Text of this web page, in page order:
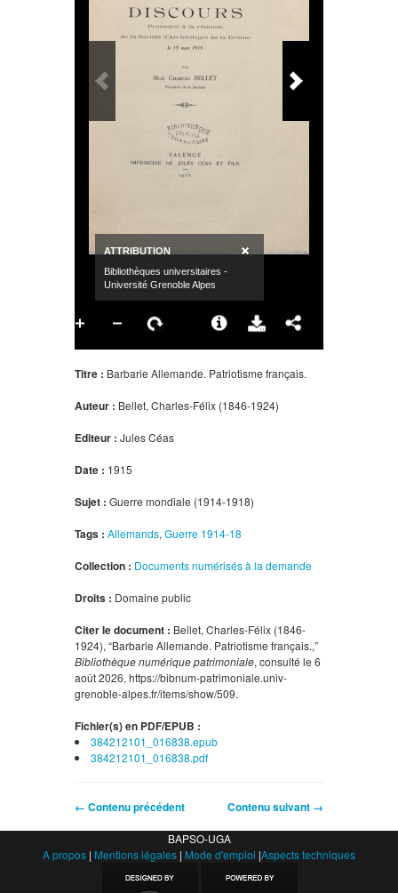
Titre : Barbarie Allemande. Patriotisme français.
Auteur : Bellet, Charles-Félix (1846-1924)
Editeur : Jules Céas
Date : 1915
Sujet : Guerre mondiale (1914-1918)
Tags : Allemands, Guerre 1914-18
Collection : Documents numérisés à la demande
Droits : Domaine public
Citer le document : Bellet, Charles-Félix (1846-
1924), “Barbarie Allemande. Patriotisme français.,”
Bibliothèque numérique patrimoniale, consulté le 6
août 2026, https://bibnum-patrimoniale.univ-
grenoble-alpes.fr/items/show/509.
Fichier(s) en PDF/EPUB :
384212101_016838.epub
384212101_016838.pdf
← Contenu précédent Contenu suivant →
BAPSO-UGA
A propos | Mentions légales | Mode d'emploi |Aspects techniques